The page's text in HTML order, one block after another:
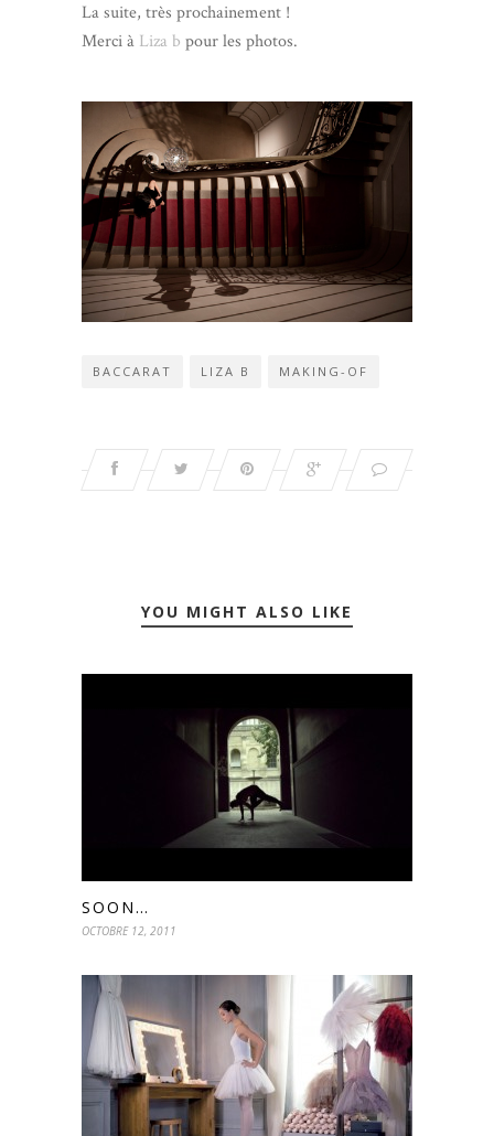
La suite, très prochainement !
Merci à Liza b pour les photos.
BACCARAT LIZA B MAKING-OF
YOU MIGHT ALSO LIKE
SOON…
OCTOBRE 12, 2011